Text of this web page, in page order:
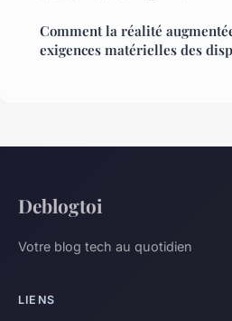
Comment la réalité
exigences matérielles des
Deblogtoi
Votre blog tech au quotidien
LIENS